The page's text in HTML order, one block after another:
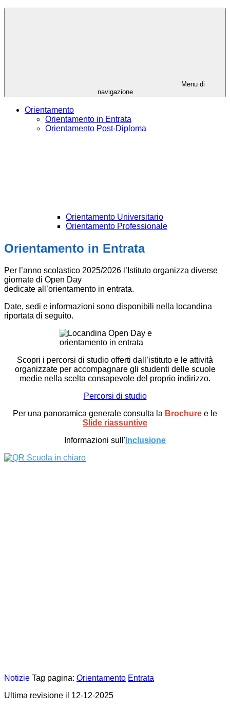
Menu di
navigazione
Orientamento
Orientamento in Entrata
Orientamento Post-Diploma
Orientamento Universitario
Orientamento Professionale
Orientamento in Entrata
Per l’anno scolastico 2025/2026 l’Istituto organizza diverse
giornate di Open Day
dedicate all’orientamento in entrata.
Date, sedi e informazioni sono disponibili nella locandina
riportata di seguito.
Scopri i percorsi di studio offerti dall’istituto e le attività
organizzate per accompagnare gli studenti delle scuole
medie nella scelta consapevole del proprio indirizzo.
Percorsi di studio
Per una panoramica generale consulta la Brochure e le
Slide riassuntive
Informazioni sull' Inclusione
Notizie Tag pagina: Orientamento Entrata
Ultima revisione il 12-12-2025